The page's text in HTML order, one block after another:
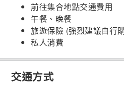
前往集合地點交通費用
午餐、晚餐
旅遊保險 (強烈建議自行
私人消費
交通方式